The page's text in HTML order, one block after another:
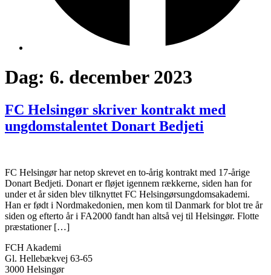
Dag: 6. december 2023
FC Helsingør skriver kontrakt med
ungdomstalentet Donart Bedjeti
FC Helsingør har netop skrevet en to-årig kontrakt med 17-årige
Donart Bedjeti. Donart er fløjet igennem rækkerne, siden han for
under et år siden blev tilknyttet FC Helsingørsungdomsakademi.
Han er født i Nordmakedonien, men kom til Danmark for blot tre år
siden og efterto år i FA2000 fandt han altså vej til Helsingør. Flotte
præstationer […]
FCH Akademi
Gl. Hellebækvej 63-65
3000 Helsingør